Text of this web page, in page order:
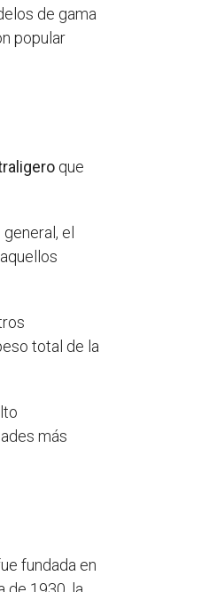
de gama
popular
que
el
total de la
más
fundada en